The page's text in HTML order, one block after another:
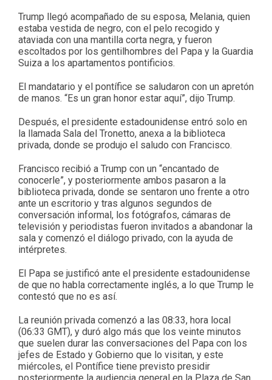
Trump llegó acompañado de su esposa, Melania, quien
estaba vestida de negro, con el pelo recogido y
ataviada con una mantilla corta negra, y fueron
escoltados por los gentilhombres del Papa y la Guardia
Suiza a los apartamentos pontificios.
El mandatario y el pontífice se saludaron con un apretón
de manos. “Es un gran honor estar aquí”, dijo Trump.
Después, el presidente estadounidense entró solo en
la llamada Sala del Tronetto, anexa a la biblioteca
privada, donde se produjo el saludo con Francisco.
Francisco recibió a Trump con un “encantado de
conocerle”, y posteriormente ambos pasaron a la
biblioteca privada, donde se sentaron uno frente a otro
ante un escritorio y tras algunos segundos de
conversación informal, los fotógrafos, cámaras de
televisión y periodistas fueron invitados a abandonar la
sala y comenzó el diálogo privado, con la ayuda de
intérpretes.
El Papa se justificó ante el presidente estadounidense
de que no habla correctamente inglés, a lo que Trump le
contestó que no es así.
La reunión privada comenzó a las 08:33, hora local
(06:33 GMT), y duró algo más que los veinte minutos
que suelen durar las conversaciones del Papa con los
jefes de Estado y Gobierno que lo visitan, y este
miércoles, el Pontífice tiene previsto presidir